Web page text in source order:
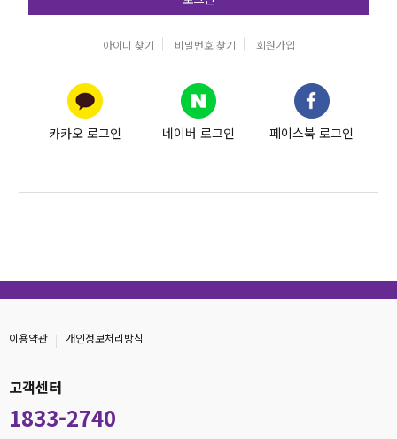
아이디 찾기 비밀번호 찾기 회원가입
카카오 로그인 네이버 로그인 페이스북 로그인
이용약관 개인정보처리방침
고객센터
1833-2740